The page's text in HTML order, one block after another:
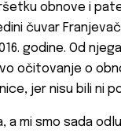
obnove i
čuvar
godine. Od
očitovanje o
jer nisu bili ni
mi smo sada